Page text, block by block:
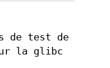
de test de
la glibc